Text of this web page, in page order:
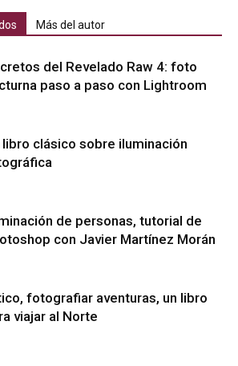
Más del autor
del Revelado Raw 4: foto
paso a paso con Lightroom
libro clásico sobre iluminación
de personas, tutorial de
con Javier Martínez Morán
fotografiar aventuras, un libro
viajar al Norte